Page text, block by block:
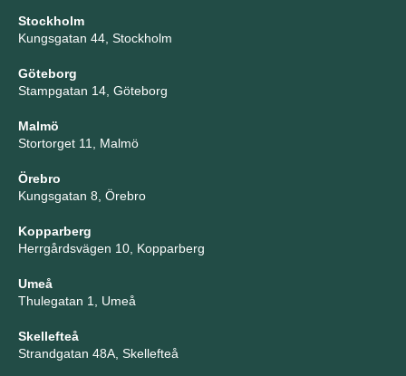
Stockholm
Kungsgatan 44, Stockholm
Göteborg
Stampgatan 14, Göteborg
Malmö
Stortorget 11, Malmö
Örebro
Kungsgatan 8, Örebro
Kopparberg
Herrgårdsvägen 10, Kopparberg
Umeå
Thulegatan 1, Umeå
Skellefteå
Strandgatan 48A, Skellefteå